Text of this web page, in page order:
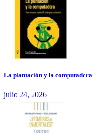
La plantación y la computadora
julio 24, 2026